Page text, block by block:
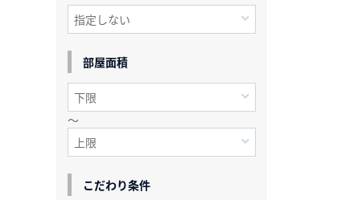
部屋面積
～
こだわり条件